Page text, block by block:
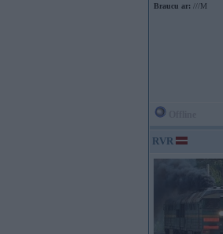
Braucu ar: ///M
RVR